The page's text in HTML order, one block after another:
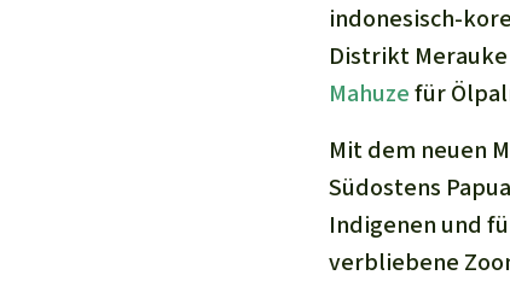
indonesisch-
Distrikt Merauke
Mahuzefür
Mit dem neuen
Südostens
Indigenen und
verbliebene